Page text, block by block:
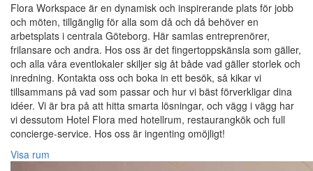
Flora Workspace är en dynamisk och inspirerande plats för jobb
och möten, tillgänglig för alla som då och då behöver en
arbetsplats i centrala Göteborg. Här samlas entreprenörer,
frilansare och andra. Hos oss är det fingertoppskänsla som gäller,
och alla våra eventlokaler skiljer sig åt både vad gäller storlek och
inredning. Kontakta oss och boka in ett besök, så kikar vi
tillsammans på vad som passar och hur vi bäst förverkligar dina
idéer. Vi är bra på att hitta smarta lösningar, och vägg i vägg har
vi dessutom Hotel Flora med hotellrum, restaurangkök och full
concierge-service. Hos oss är ingenting omöjligt!
Visa rum